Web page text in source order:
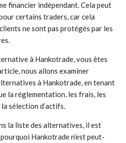
financier indépendant. Cela peut
certains traders, car cela
ne sont pas protégés par les
à Hankotrade, vous êtes
nous allons examiner
à Hankotrade, en tenant
la réglementation, les frais, les
sélection d’actifs.
la liste des alternatives, il est
Hankotrade n’est peut-